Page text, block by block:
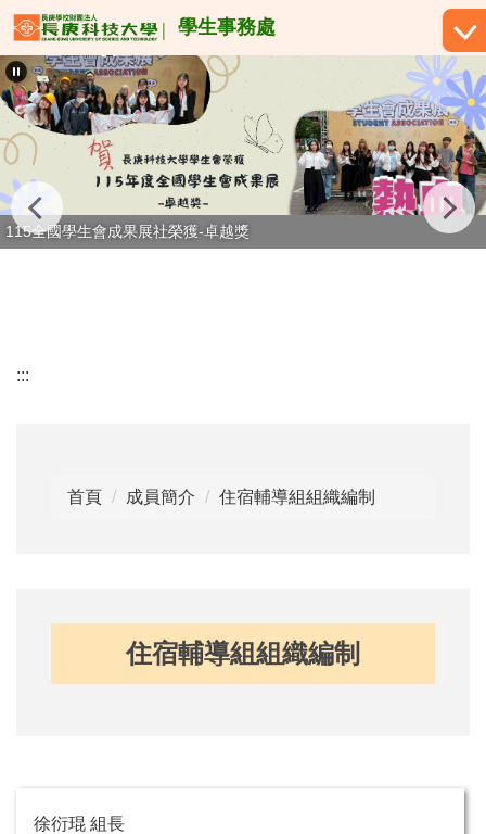
跳
到
主
要
內
容
學生事務處
115全國社團評鑑茶道社、學生宿舍自治委員會榮獲甲等獎
:::
首頁 成員簡介 住宿輔導組組織編制
住宿輔導組組織編制
徐衍琨 組長